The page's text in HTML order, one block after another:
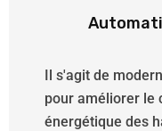
Il s'agit de
pour améliorer le
énergétique des